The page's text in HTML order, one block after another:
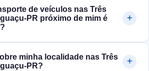
de veículos nas Três
próximo de mim é
minha localidade nas Três